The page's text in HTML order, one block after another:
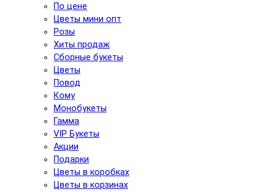
По цене
Цветы мини опт
Розы
Хиты продаж
Сборные букеты
Цветы
Повод
Кому
Монобукеты
Гамма
VIP Букеты
Акции
Подарки
Цветы в коробках
Цветы в корзинах